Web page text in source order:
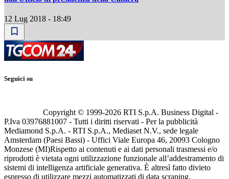
12 Lug 2018 - 18:49
Seguici su
Copyright © 1999-2026 RTI S.p.A. Business Digital -
P.Iva 03976881007 - Tutti i diritti riservati - Per la pubblicità
Mediamond S.p.A. - RTI S.p.A., Mediaset N.V., sede legale
Amsterdam (Paesi Bassi) - Uffici Viale Europa 46, 20093 Cologno
Monzese (MI)Rispetto ai contenuti e ai dati personali trasmessi e/o
riprodotti è vietata ogni utilizzazione funzionale all’addestramento di
sistemi di intelligenza artificiale generativa. È altresì fatto divieto
espresso di utilizzare mezzi automatizzati di data scraping.